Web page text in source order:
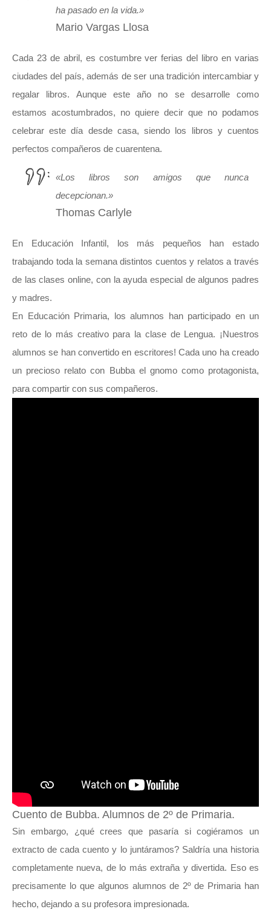
ha pasado en la vida.»
Mario Vargas Llosa
Cada 23 de abril, es costumbre ver ferias del libro en varias
ciudades del país, además de ser una tradición intercambiar y
regalar libros. Aunque este año no se desarrolle como
estamos acostumbrados, no quiere decir que no podamos
celebrar este día desde casa, siendo los libros y cuentos
perfectos compañeros de cuarentena.
«Los libros son amigos que nunca
decepcionan.»
Thomas Carlyle
En Educación Infantil, los más pequeños han estado
trabajando toda la semana distintos cuentos y relatos a través
de las clases online, con la ayuda especial de algunos padres
y madres.
En Educación Primaria, los alumnos han participado en un
reto de lo más creativo para la clase de Lengua. ¡Nuestros
alumnos se han convertido en escritores! Cada uno ha creado
un precioso relato con Bubba el gnomo como protagonista,
para compartir con sus compañeros.
Cuento de Bubba. Alumnos de 2º de Primaria.
Sin embargo, ¿qué crees que pasaría si cogiéramos un
extracto de cada cuento y lo juntáramos? Saldría una historia
completamente nueva, de lo más extraña y divertida. Eso es
precisamente lo que algunos alumnos de 2º de Primaria han
hecho, dejando a su profesora impresionada.